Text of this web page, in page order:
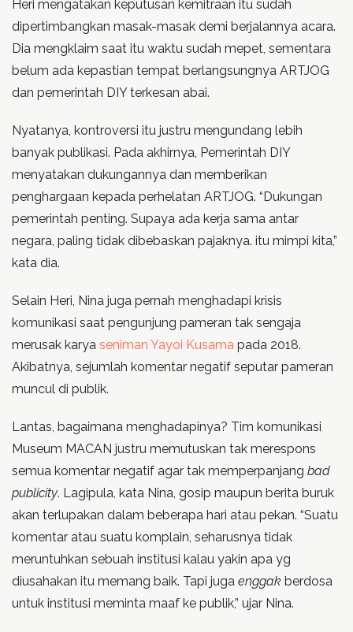
Heri mengatakan keputusan kemitraan itu sudah
dipertimbangkan masak-masak demi berjalannya acara.
Dia mengklaim saat itu waktu sudah mepet, sementara
belum ada kepastian tempat berlangsungnya ARTJOG
dan pemerintah DIY terkesan abai.
Nyatanya, kontroversi itu justru mengundang lebih
banyak publikasi. Pada akhirnya, Pemerintah DIY
menyatakan dukungannya dan memberikan
penghargaan kepada perhelatan ARTJOG. “Dukungan
pemerintah penting. Supaya ada kerja sama antar
negara, paling tidak dibebaskan pajaknya. itu mimpi kita,”
kata dia.
Selain Heri, Nina juga pernah menghadapi krisis
komunikasi saat pengunjung pameran tak sengaja
merusak karya seniman Yayoi Kusama pada 2018.
Akibatnya, sejumlah komentar negatif seputar pameran
muncul di publik.
Lantas, bagaimana menghadapinya? Tim komunikasi
Museum MACAN justru memutuskan tak merespons
semua komentar negatif agar tak memperpanjang bad
publicity. Lagipula, kata Nina, gosip maupun berita buruk
akan terlupakan dalam beberapa hari atau pekan. “Suatu
komentar atau suatu komplain, seharusnya tidak
meruntuhkan sebuah institusi kalau yakin apa yg
diusahakan itu memang baik. Tapi juga enggak berdosa
untuk institusi meminta maaf ke publik,” ujar Nina.